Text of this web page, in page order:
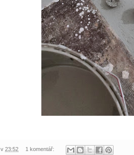
v 23:52 1 komentář: